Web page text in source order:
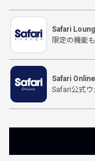
Safari
限定の機能
Safari Online
Safari公式ウ